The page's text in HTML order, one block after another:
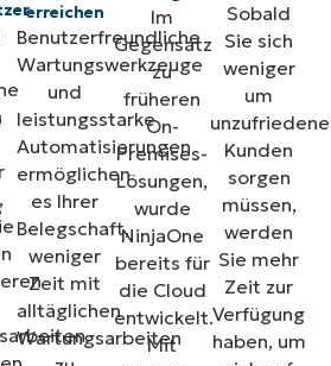
erreichen
Benutzerfreundliche
Wartungswerkzeuge
und
leistungsstarke
Automatisierungen
ermöglichen
es Ihrer
Belegschaft,
weniger
Zeit mit
alltäglichen
Wartungsarbeiten
Im
Gegensatz
zu
früheren
On-
Premises-
Lösungen,
wurde
NinjaOne
bereits für
die Cloud
entwickelt.
Mit
Sobald
Sie sich
weniger
um
unzufriedene
Kunden
sorgen
müssen,
werden
Sie mehr
Zeit zur
Verfügung
haben, um